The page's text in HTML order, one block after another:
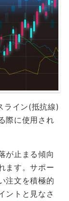
ライン(抵抗線)
際に使用され
が止まる傾向
ます。サポー
注文を積極的
ントと見なさ